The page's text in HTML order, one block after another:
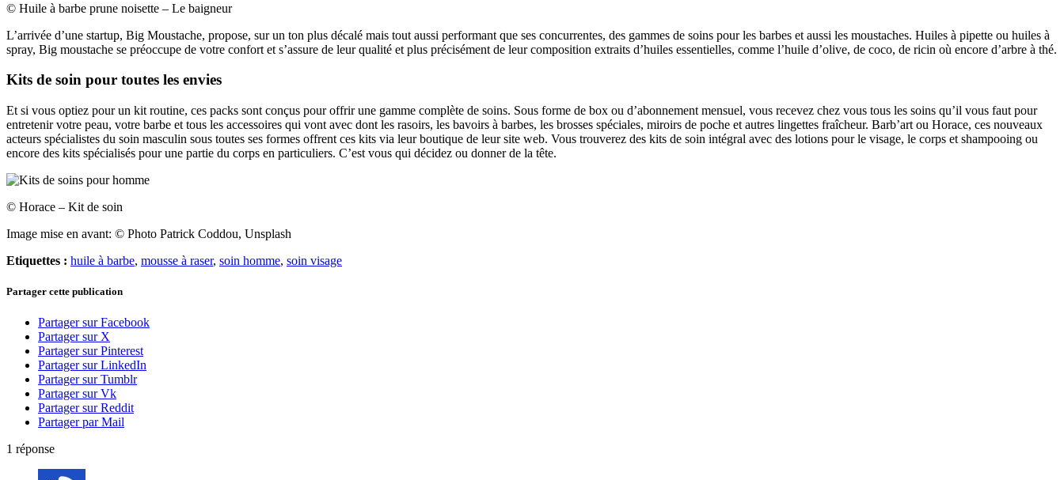
© Huile à barbe prune noisette – Le baigneur
L’arrivée d’une startup, Big Moustache, propose, sur un ton plus décalé mais tout aussi performant que ses concurrentes, des gammes de soins pour les barbes et aussi les moustaches. Huiles à pipette ou huiles à
spray, Big moustache se préoccupe de votre confort et s’assure de leur qualité et plus précisément de leur composition extraits d’huiles essentielles, comme l’huile d’olive, de coco, de ricin où encore d’arbre à thé.
Kits de soin pour toutes les envies
Et si vous optiez pour un kit routine, ces packs sont conçus pour offrir une gamme complète de soins. Sous forme de box ou d’abonnement mensuel, vous recevez chez vous tous les soins qu’il vous faut pour
entretenir votre peau, votre barbe et tous les accessoires qui vont avec dont les rasoirs, les bavoirs à barbes, les brosses spéciales, miroirs de poche et autres lingettes fraîcheur. Barb’art ou Horace, ces nouveaux
acteurs spécialistes du soin masculin sous toutes ses formes offrent ces kits via leur boutique de leur site web. Vous trouverez des kits de soin intégral avec des lotions pour le visage, le corps et shampooing ou
encore des kits spécialisés pour une partie du corps en particuliers. C’est vous qui décidez ou donner de la tête.
© Horace – Kit de soin
Image mise en avant: © Photo Patrick Coddou, Unsplash
Etiquettes : huile à barbe, mousse à raser, soin homme, soin visage
Partager cette publication
Partager sur Facebook
Partager sur X
Partager sur Pinterest
Partager sur LinkedIn
Partager sur Tumblr
Partager sur Vk
Partager sur Reddit
Partager par Mail
1 réponse